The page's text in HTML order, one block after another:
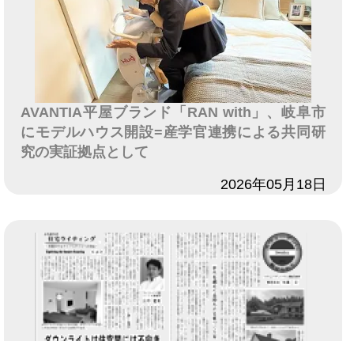
AVANTIA平屋ブランド「RAN with」、岐阜市
にモデルハウス開設=産学官連携による共同研
究の実証拠点として
2026年05月18日